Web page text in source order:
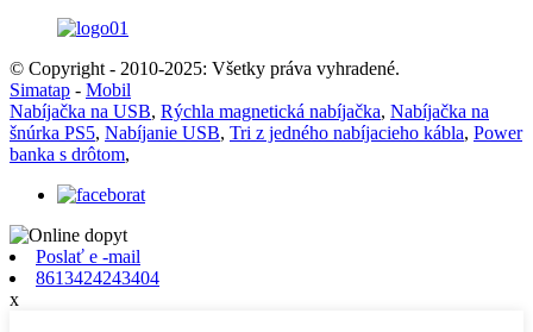
© Copyright - 2010-2025: Všetky práva vyhradené.
Simatap - Mobil
Nabíjačka na USB, Rýchla magnetická nabíjačka, Nabíjačka na
šnúrka PS5, Nabíjanie USB, Tri z jedného nabíjacieho kábla, Power
banka s drôtom,
Poslať e -mail
8613424243404
x